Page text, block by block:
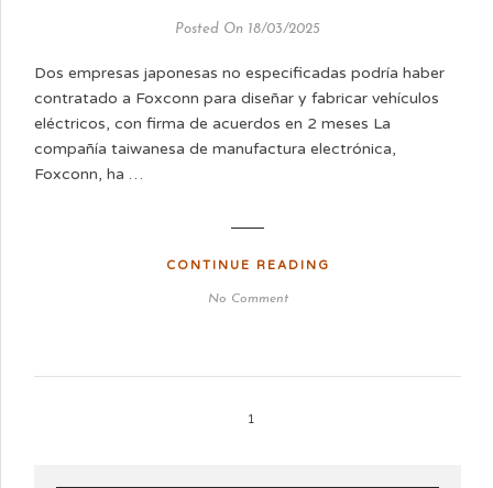
Posted On 18/03/2025
Dos empresas japonesas no especificadas podría haber
contratado a Foxconn para diseñar y fabricar vehículos
eléctricos, con firma de acuerdos en 2 meses La
compañía taiwanesa de manufactura electrónica,
Foxconn, ha …
CONTINUE READING
No Comment
1